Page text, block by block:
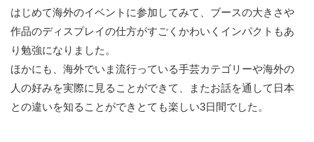
はじめて海外のイベントに参加してみて、ブースの大きさや
作品のディスプレイの仕方がすごくかわいくインパクトもあ
り勉強になりました。
ほかにも、海外でいま流行っている手芸カテゴリーや海外の
人の好みを実際に見ることができて、またお話を通して日本
との違いを知ることができとても楽しい3日間でした。